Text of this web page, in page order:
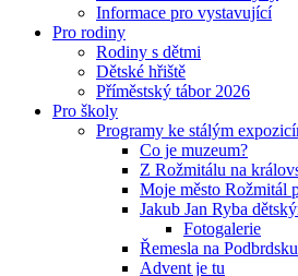
Informace pro vystavující
Pro rodiny
Rodiny s dětmi
Dětské hřiště
Příměstský tábor 2026
Pro školy
Programy ke stálým
Co je muzeum?
Z Rožmitálu na
Moje město Rožmitál
Jakub Jan Ryba
Fotogalerie
Řemesla na Podbrdsku
Advent je tu